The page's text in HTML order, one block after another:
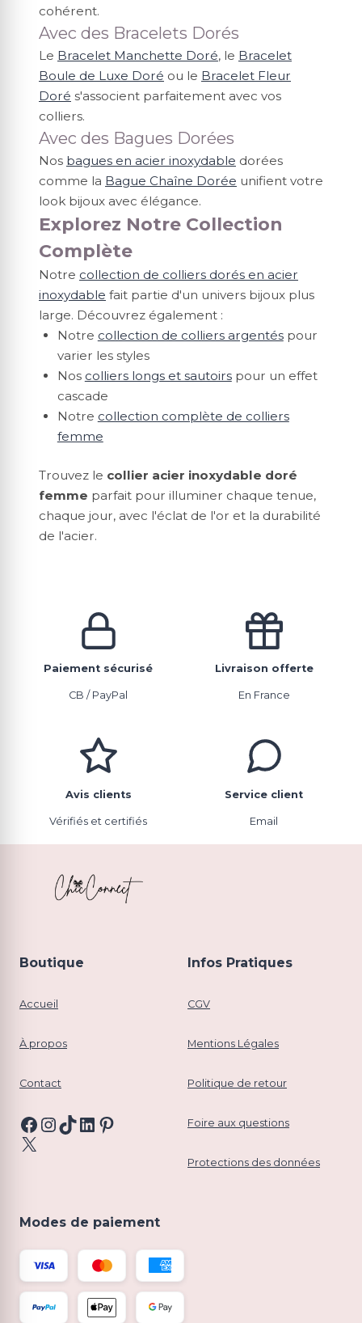
cohérent.
Avec des Bracelets Dorés
Le Bracelet Manchette Doré, le Bracelet
Boule de Luxe Doré ou le Bracelet Fleur
Doré s'associent parfaitement avec vos
colliers.
Avec des Bagues Dorées
Nos bagues en acier inoxydable dorées
comme la Bague Chaîne Dorée unifient votre
look bijoux avec élégance.
Explorez Notre Collection
Complète
Notre collection de colliers dorés en acier
inoxydable fait partie d'un univers bijoux plus
large. Découvrez également :
Notre collection de colliers argentéspour
varier les styles
Nos colliers longs et sautoirspour un effet
cascade
Notre collection complète de colliers
femme
Trouvez le collier acier inoxydable doré
femme parfait pour illuminer chaque tenue,
chaque jour, avec l'éclat de l'or et la durabilité
de l'acier.
Paiement sécurisé
CB / PayPal
Livraison offerte
En France
Avis clients
Vérifiés et certifiés
Service client
Email
Boutique
Accueil
À propos
Contact
Facebook
Instagram
TikTok
LinkedIn
Pinterest
X
Infos Pratiques
CGV
Mentions Légales
Politique de retour
Foire aux questions
Protections des données
Modes de paiement